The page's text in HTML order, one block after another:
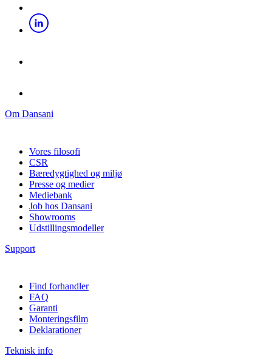
Om Dansani
Vores filosofi
CSR
Bæredygtighed og miljø
Presse og medier
Mediebank
Job hos Dansani
Showrooms
Udstillingsmodeller
Support
Find forhandler
FAQ
Garanti
Monteringsfilm
Deklarationer
Teknisk info